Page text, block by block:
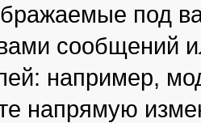
под
сообщений
например,
напрямую